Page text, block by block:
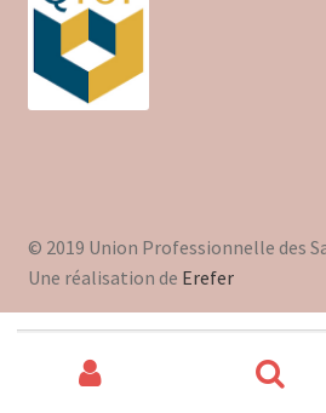
© 2019 Union Professionnelle des
Une réalisation de Erefer